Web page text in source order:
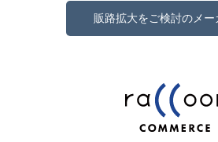
販路拡大をご検討のメー